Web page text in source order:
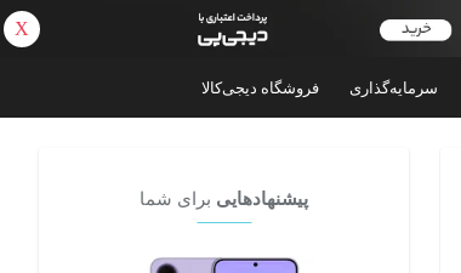
سرمایه‌گذاری فروشگاه دیجی‌کالا
پیشنهادهایی برای شما
X